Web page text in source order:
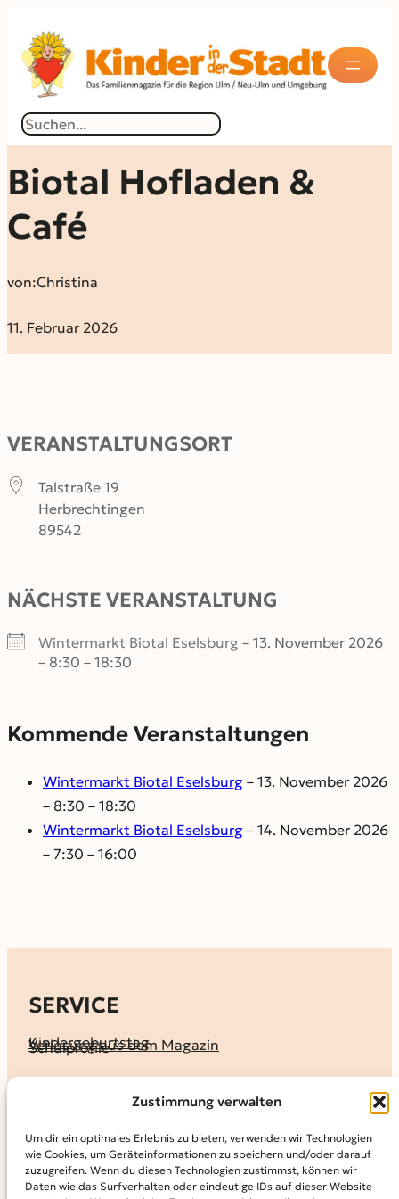
Zustimmung verwalten
Um dir ein optimales Erlebnis zu bieten, verwenden wir Technologien
wie Cookies, um Geräteinformationen zu speichern und/oder darauf
zuzugreifen. Wenn du diesen Technologien zustimmst, können wir
Daten wie das Surfverhalten oder eindeutige IDs auf dieser Website
Suchen
Biotal Hofladen &
Café
von:Christina
11. Februar 2026
VERANSTALTUNGSORT
Talstraße 19
Herbrechtingen
89542
NÄCHSTE VERANSTALTUNG
Wintermarkt Biotal Eselsburg – 13. November 2026
– 8:30 – 18:30
Kommende Veranstaltungen
Wintermarkt Biotal Eselsburg – 13. November 2026
– 8:30 – 18:30
Wintermarkt Biotal Eselsburg – 14. November 2026
– 7:30 – 16:00
SERVICE
Kindergeburtstag
Verlosung aus dem Magazin
Schulprofile
KALENDER
MAGAZIN